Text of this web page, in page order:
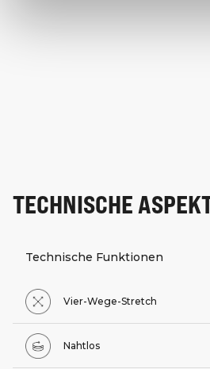
TECHNISCHE
Technische Funktionen
Vier-Wege-Stretch
Nahtlos